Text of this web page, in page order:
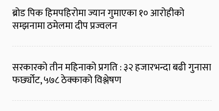
ब्रोड पिक हिमपहिरोमा ज्यान गुमाएका १० आरोहीको
सम्झनामा ठमेलमा दीप प्रज्वलन
सरकारको तीन महिनाको प्रगति : ३२ हजारभन्दा बढी गुनासा
फर्छ्योट, ५७८ ठेक्काको विश्लेषण